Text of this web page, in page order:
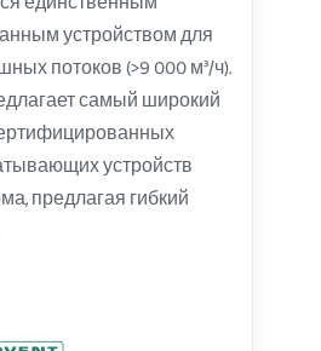
устройством для
потоков (>9 000 м³/ч).
самый широкий
устройств
предлагая гибкий